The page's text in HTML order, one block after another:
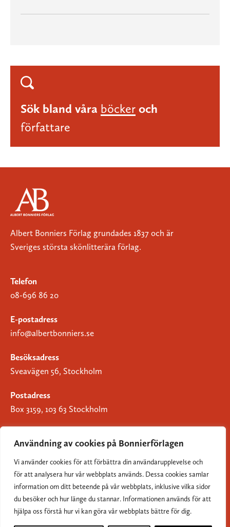
Användning av cookies på Bonnierförlagen
Vi använder cookies för att förbättra din användarupplevelse och
för att analysera hur vår webbplats används. Dessa cookies samlar
information om ditt beteende på vår webbplats, inklusive vilka sidor
du besöker och hur länge du stannar. Informationen används för att
hjälpa oss förstå hur vi kan göra vår webbplats bättre för dig.
Sök bland våra böcker och
författare
Albert Bonniers Förlag grundades 1837 och är
Sveriges största skönlitterära förlag.
Telefon
08-696 86 20
E-postadress
info@albertbonniers.se
Besöksadress
Sveavägen 56, Stockholm
Postadress
Box 3159, 103 63 Stockholm
Om Bonnierförlagen
Cookies
Integritetspolicy